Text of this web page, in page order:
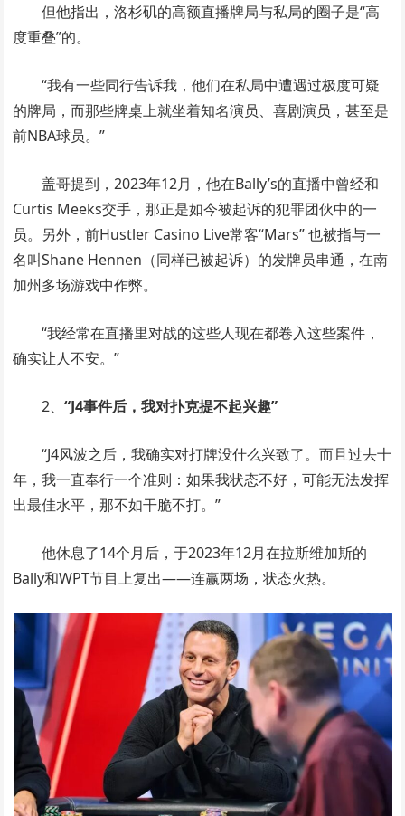
但他指出，洛杉矶的高额直播牌局与私局的圈子是“高
度重叠”的。
“我有一些同行告诉我，他们在私局中遭遇过极度可疑
的牌局，而那些牌桌上就坐着知名演员、喜剧演员，甚至是
前NBA球员。”
盖哥提到，2023年12月，他在Bally’s的直播中曾经和
Curtis Meeks交手，那正是如今被起诉的犯罪团伙中的一
员。另外，前Hustler Casino Live常客“Mars” 也被指与一
名叫Shane Hennen（同样已被起诉）的发牌员串通，在南
加州多场游戏中作弊。
“我经常在直播里对战的这些人现在都卷入这些案件，
确实让人不安。”
2、“J4事件后，我对扑克提不起兴趣”
“J4风波之后，我确实对打牌没什么兴致了。而且过去十
年，我一直奉行一个准则：如果我状态不好，可能无法发挥
出最佳水平，那不如干脆不打。”
他休息了14个月后，于2023年12月在拉斯维加斯的
Bally和WPT节目上复出——连赢两场，状态火热。